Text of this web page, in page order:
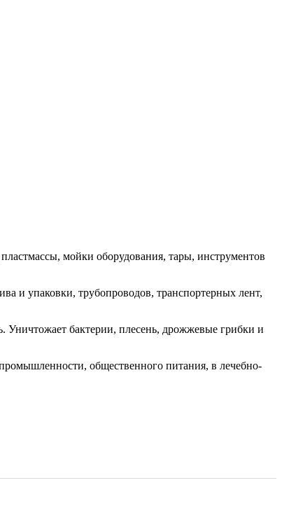
мойки оборудования, тары, инструментов
и упаковки, трубопроводов, транспортерных лент,
Уничтожает бактерии, плесень, дрожжевые грибки и
общественного питания, в лечебно-